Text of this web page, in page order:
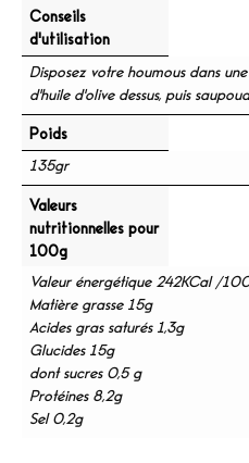
Conseils
d'utilisation
Disposez votre houmous dans
d'huile d'olive dessus, puis
Poids
135gr
Valeurs
nutritionnelles pour
100g
Valeur énergétique 242KCal /
Matière grasse 15g
Acides gras saturés 1,3g
Glucides 15g
dont sucres 0,5 g
Protéines 8,2g
Sel 0,2g